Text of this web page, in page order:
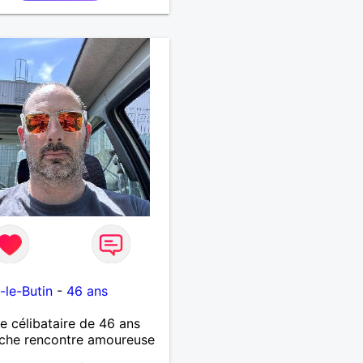
le-Butin - 46 ans
célibataire de 46 ans
rencontre amoureuse